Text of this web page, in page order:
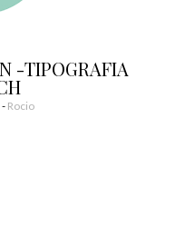
-TIPOGRAFIA
- Rocio